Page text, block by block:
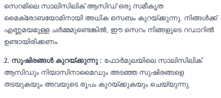
സെറമിലെ സാലിസിലിക് ആസിഡ് ഒരു സമീകൃത
മൈക്രോബയോമിനായി അധിക സെബം കുറയ്ക്കുന്നു. നിങ്ങൾക്ക്
എണ്ണമയമുള്ള ചർമ്മമുണ്ടെങ്കിൽ, ഈ സെറം നിങ്ങളുടെ റഡാറിൽ
ഉണ്ടായിരിക്കണം.
2. സുഷിരങ്ങൾ കുറയ്ക്കുന്നു : ഫോർമുലയിലെ സാലിസിലിക്
ആസിഡും നിയാസിനാമൈഡും അടഞ്ഞ സുഷിരങ്ങളെ
തടയുകയും അവയുടെ രൂപം കുറയ്ക്കുകയും ചെയ്യുന്നു.